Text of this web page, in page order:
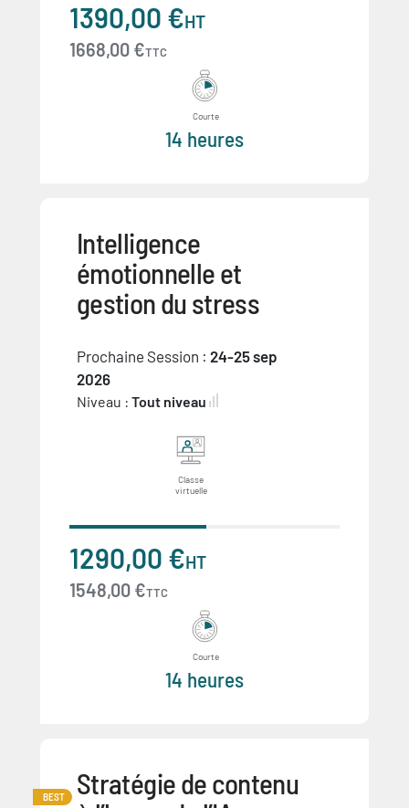
1390,00 €HT
1668,00 €TTC
Courte
14 heures
Intelligence
émotionnelle et
gestion du stress
Prochaine Session : 24-25 sep
2026
Niveau : Tout niveau
Classe
virtuelle
1290,00 €HT
1548,00 €TTC
Courte
14 heures
BEST
Stratégie de contenu